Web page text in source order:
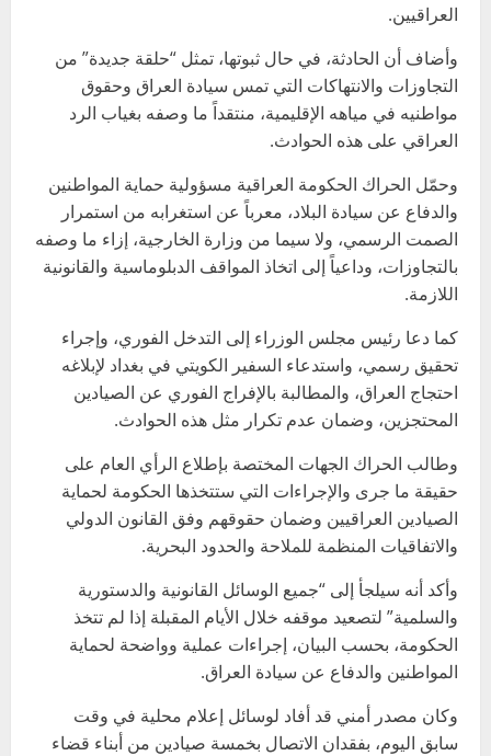
العراقيين.
وأضاف أن الحادثة، في حال ثبوتها، تمثل “حلقة جديدة” من
التجاوزات والانتهاكات التي تمس سيادة العراق وحقوق
مواطنيه في مياهه الإقليمية، منتقداً ما وصفه بغياب الرد
العراقي على هذه الحوادث.
وحمّل الحراك الحكومة العراقية مسؤولية حماية المواطنين
والدفاع عن سيادة البلاد، معرباً عن استغرابه من استمرار
الصمت الرسمي، ولا سيما من وزارة الخارجية، إزاء ما وصفه
بالتجاوزات، وداعياً إلى اتخاذ المواقف الدبلوماسية والقانونية
اللازمة.
كما دعا رئيس مجلس الوزراء إلى التدخل الفوري، وإجراء
تحقيق رسمي، واستدعاء السفير الكويتي في بغداد لإبلاغه
احتجاج العراق، والمطالبة بالإفراج الفوري عن الصيادين
المحتجزين، وضمان عدم تكرار مثل هذه الحوادث.
وطالب الحراك الجهات المختصة بإطلاع الرأي العام على
حقيقة ما جرى والإجراءات التي ستتخذها الحكومة لحماية
الصيادين العراقيين وضمان حقوقهم وفق القانون الدولي
والاتفاقيات المنظمة للملاحة والحدود البحرية.
وأكد أنه سيلجأ إلى “جميع الوسائل القانونية والدستورية
والسلمية” لتصعيد موقفه خلال الأيام المقبلة إذا لم تتخذ
الحكومة، بحسب البيان، إجراءات عملية وواضحة لحماية
المواطنين والدفاع عن سيادة العراق.
وكان مصدر أمني قد أفاد لوسائل إعلام محلية في وقت
سابق اليوم، بفقدان الاتصال بخمسة صيادين من أبناء قضاء